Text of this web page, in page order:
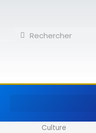
contenuRechercher
Rechercher
Culture